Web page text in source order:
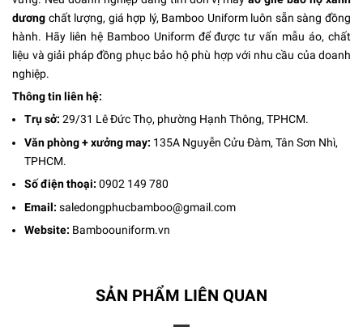
dương chất lượng, giá hợp lý, Bamboo Uniform luôn sẵn sàng đồng
hành. Hãy liên hệ Bamboo Uniform để được tư vấn mẫu áo, chất
liệu và giải pháp đồng phục bảo hộ phù hợp với nhu cầu của doanh
nghiệp.
Thông tin liên hệ:
Trụ sở: 29/31 Lê Đức Thọ, phường Hạnh Thông, TPHCM.
Văn phòng + xưởng may: 135A Nguyễn Cửu Đàm, Tân Sơn Nhì,
TPHCM.
Số điện thoại: 0902 149 780
Email: saledongphucbamboo@gmail.com
Website: Bamboouniform.vn
SẢN PHẨM LIÊN QUAN